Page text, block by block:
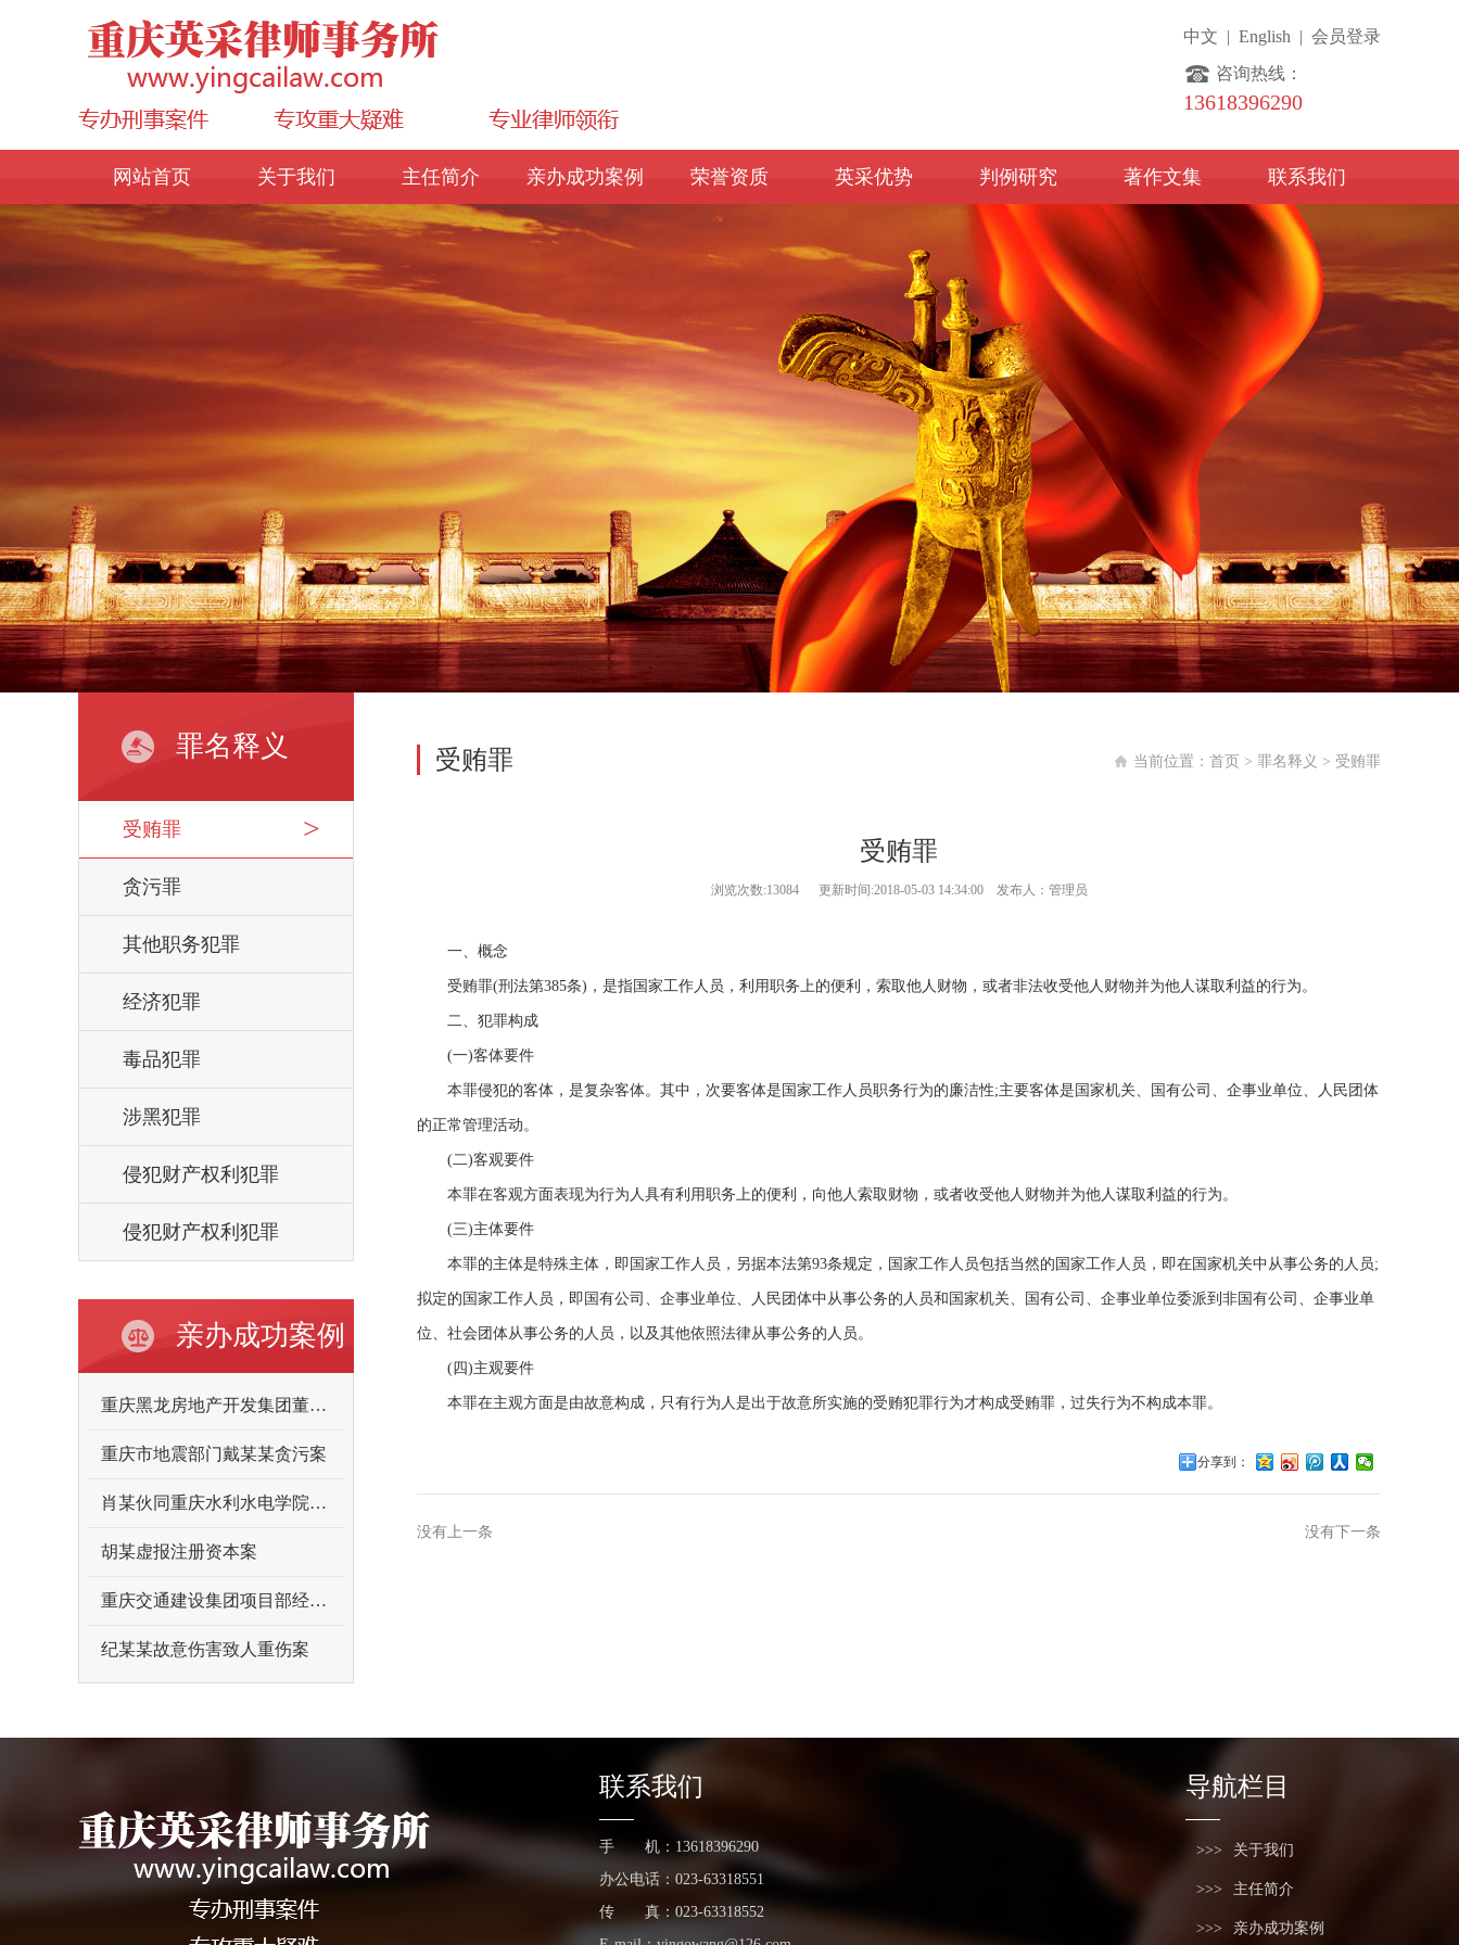
中文 | English | 会员登录
咨询热线：
13618396290
网站首页 关于我们 主任简介 亲办成功案例 荣誉资质 英采优势 判例研究 著作文集 联系我们
罪名释义
受贿罪
贪污罪
其他职务犯罪
经济犯罪
毒品犯罪
涉黑犯罪
侵犯财产权利犯罪
侵犯财产权利犯罪
亲办成功案例
重庆黑龙房地产开发集团董事长向某某故意伤害案
重庆市地震部门戴某某贪污案
肖某伙同重庆水利水电学院原领导曾某某受贿案
胡某虚报注册资本案
重庆交通建设集团项目部经理吴某某受贿案
纪某某故意伤害致人重伤案
当前位置： 首页 > 罪名释义 > 受贿罪
受贿罪
受贿罪
浏览次数:13084 更新时间:2018-05-03 14:34:00 发布人：管理员
一、概念
受贿罪(刑法第385条)，是指国家工作人员，利用职务上的便利，索取他人财物，或者非法收受他人财物并为他人谋取利益的行为。
二、犯罪构成
(一)客体要件
本罪侵犯的客体，是复杂客体。其中，次要客体是国家工作人员职务行为的廉洁性;主要客体是国家机关、国有公司、企事业单位、人民团体
的正常管理活动。
(二)客观要件
本罪在客观方面表现为行为人具有利用职务上的便利，向他人索取财物，或者收受他人财物并为他人谋取利益的行为。
(三)主体要件
本罪的主体是特殊主体，即国家工作人员，另据本法第93条规定，国家工作人员包括当然的国家工作人员，即在国家机关中从事公务的人员;
拟定的国家工作人员，即国有公司、企事业单位、人民团体中从事公务的人员和国家机关、国有公司、企事业单位委派到非国有公司、企事业单
位、社会团体从事公务的人员，以及其他依照法律从事公务的人员。
(四)主观要件
本罪在主观方面是由故意构成，只有行为人是出于故意所实施的受贿犯罪行为才构成受贿罪，过失行为不构成本罪。
分享到：
没有上一条 没有下一条
联系我们
手 机：13618396290
办公电话：023-63318551
传 真：023-63318552
导航栏目
关于我们
主任简介
亲办成功案例